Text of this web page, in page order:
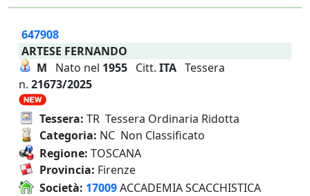
647908
ARTESE FERNANDO
M Nato nel 1955 Citt. ITA Tessera
n. 21673/2025
Tessera: TR Tessera Ordinaria Ridotta
Categoria: NC Non Classificato
Regione: TOSCANA
Provincia: Firenze
Società: 17009ACCADEMIA SCACCHISTICA